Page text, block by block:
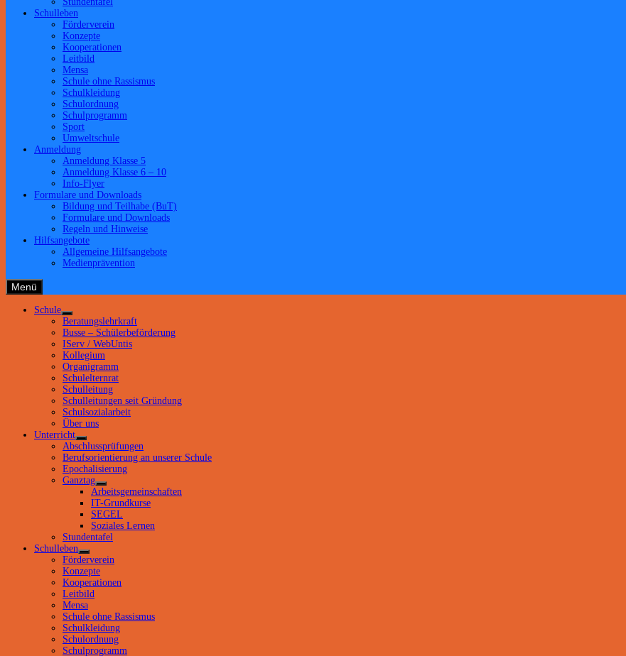
Schulleben
Förderverein
Konzepte
Kooperationen
Leitbild
Mensa
Schule ohne Rassismus
Schulkleidung
Schulordnung
Schulprogramm
Sport
Umweltschule
Anmeldung
Anmeldung Klasse 5
Anmeldung Klasse 6 – 10
Info-Flyer
Formulare und Downloads
Bildung und Teilhabe (BuT)
Formulare und Downloads
Regeln und Hinweise
Hilfsangebote
Allgemeine Hilfsangebote
Medienprävention
Menü
Schule
Untermenü
anzeigen
Beratungslehrkraft
Busse – Schülerbeförderung
IServ / WebUntis
Kollegium
Organigramm
Schulelternrat
Schulleitung
Schulleitungen seit Gründung
Schulsozialarbeit
Über uns
Unterricht
Untermenü
anzeigen
Abschlussprüfungen
Berufsorientierung an unserer Schule
Epochalisierung
Ganztag
Untermenü
anzeigen
Arbeitsgemeinschaften
IT-Grundkurse
SEGEL
Soziales Lernen
Stundentafel
Schulleben
Untermenü
anzeigen
Förderverein
Konzepte
Kooperationen
Leitbild
Mensa
Schule ohne Rassismus
Schulkleidung
Schulordnung
Schulprogramm